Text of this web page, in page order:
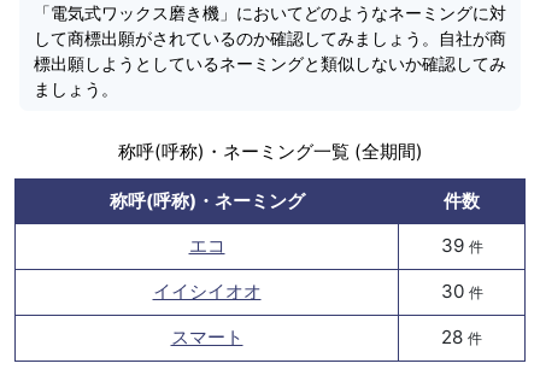
「電気式ワックス磨き機」においてどのようなネーミングに対
して商標出願がされているのか確認してみましょう。自社が商
標出願しようとしているネーミングと類似しないか確認してみ
ましょう。
称呼(呼称)・ネーミング一覧 (全期間)
称呼(呼称)・ネーミング
件数
エコ
39 件
イイシイオオ 30 件
スマート 28 件